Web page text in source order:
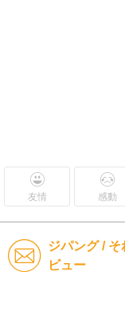
友情 感動
ジパング /
ビュー